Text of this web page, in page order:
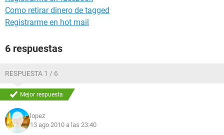
Como retirar dinero de tagged
Registrarme en hot mail
6 respuestas
RESPUESTA 1 / 6
Mejor respuesta
lopez
13 ago 2010 a las 23:40